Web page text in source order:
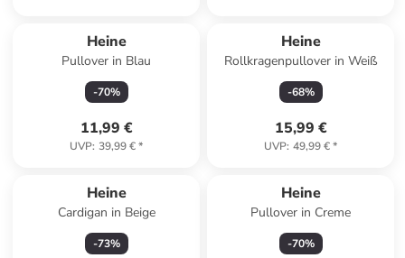
Heine
Pullover in Blau
-70%
11,99 €
UVP: 39,99 €*
Heine
Rollkragenpullover in Weiß
-68%
15,99 €
UVP: 49,99 €*
Heine
Cardigan in Beige
-73%
Heine
Pullover in Creme
-70%